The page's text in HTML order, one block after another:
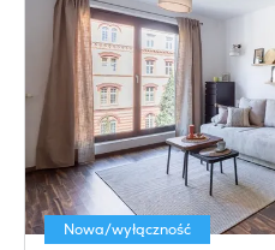
Nowa/wyłączność